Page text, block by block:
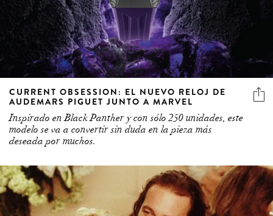
CURRENT OBSESSION: EL NUEVO RELOJ DE
AUDEMARS PIGUET JUNTO A MARVEL
Inspirado en Black Panther y con sólo 250 unidades, este
modelo se va a convertir sin duda en la pieza más
deseada por muchos.